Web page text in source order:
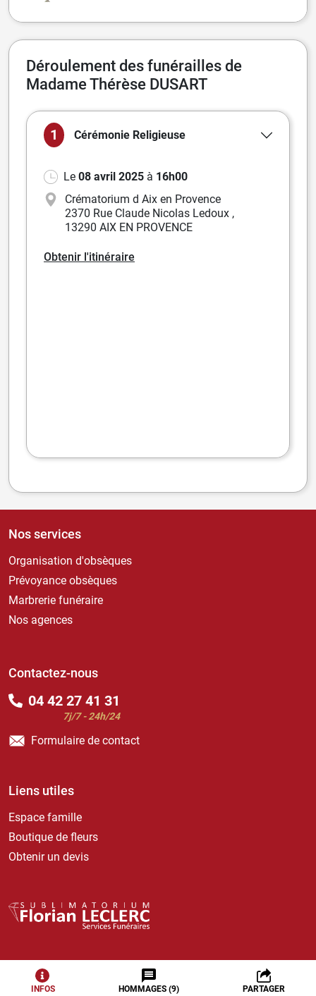
INFOS HOMMAGES (9) PARTAGER
Déroulement des funérailles de
Madame Thérèse DUSART
1 Cérémonie Religieuse
Le 08 avril 2025 à 16h00
Crématorium d Aix en Provence
2370 Rue Claude Nicolas Ledoux ,
13290 AIX EN PROVENCE
Obtenir l'itinéraire
Nos services
Organisation d'obsèques
Prévoyance obsèques
Marbrerie funéraire
Nos agences
Contactez-nous
04 42 27 41 31
7j/7 - 24h/24
Formulaire de contact
Liens utiles
Espace famille
Boutique de fleurs
Obtenir un devis
ⓒ 2026 - Tous droits réservés Mentions Légales